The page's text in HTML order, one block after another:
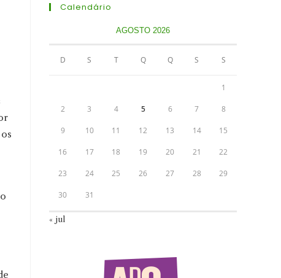
Calendário
AGOSTO 2026
D S T Q Q S S
1
2 3 4 5 6 7 8
9 10 11 12 13 14 15
16 17 18 19 20 21 22
23 24 25 26 27 28 29
30 31
« jul